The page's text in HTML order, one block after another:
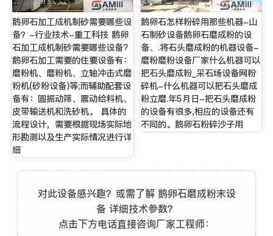
鹅卵石加工成机制砂需要哪些设
备？-行业技术-重工科技 鹅卵
石加工成机制砂需要哪些设备?
鹅卵石加工需要的住要设备有：
磨粉机、磨粉机、立轴冲击式磨
粉机(砂粉设备)等;而辅助配套设
备有：圆振动筛、震动给料机、
皮带输送机和洗砂机。 具体的
流程设计，需要根据现场实际地
形勘测以及生产实际情况进行详
细
鹅卵石怎样粉碎用那些机器-山
石制砂设备鹅卵石磨成粉的设
备、.将石头磨成粉的机器设备-
磨粉磨粉设备厂家什么机器可以
把石头磨成粉_采石场设备网粉
碎机-什么机器可以把石头磨成
粉立磨.年5月日-把石头磨成粉
的设备有很多,相应的设备还有
不同的。鹅卵石粉碎沙子用
对此设备感兴趣？或需了解 鹅卵石磨成粉末设
备 详细技术参数？
点击下方电话直接咨询厂家工程师：